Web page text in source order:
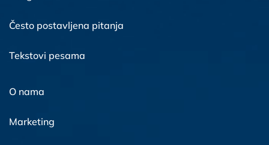
Često postavljena pitanja
Tekstovi pesama
O nama
Marketing